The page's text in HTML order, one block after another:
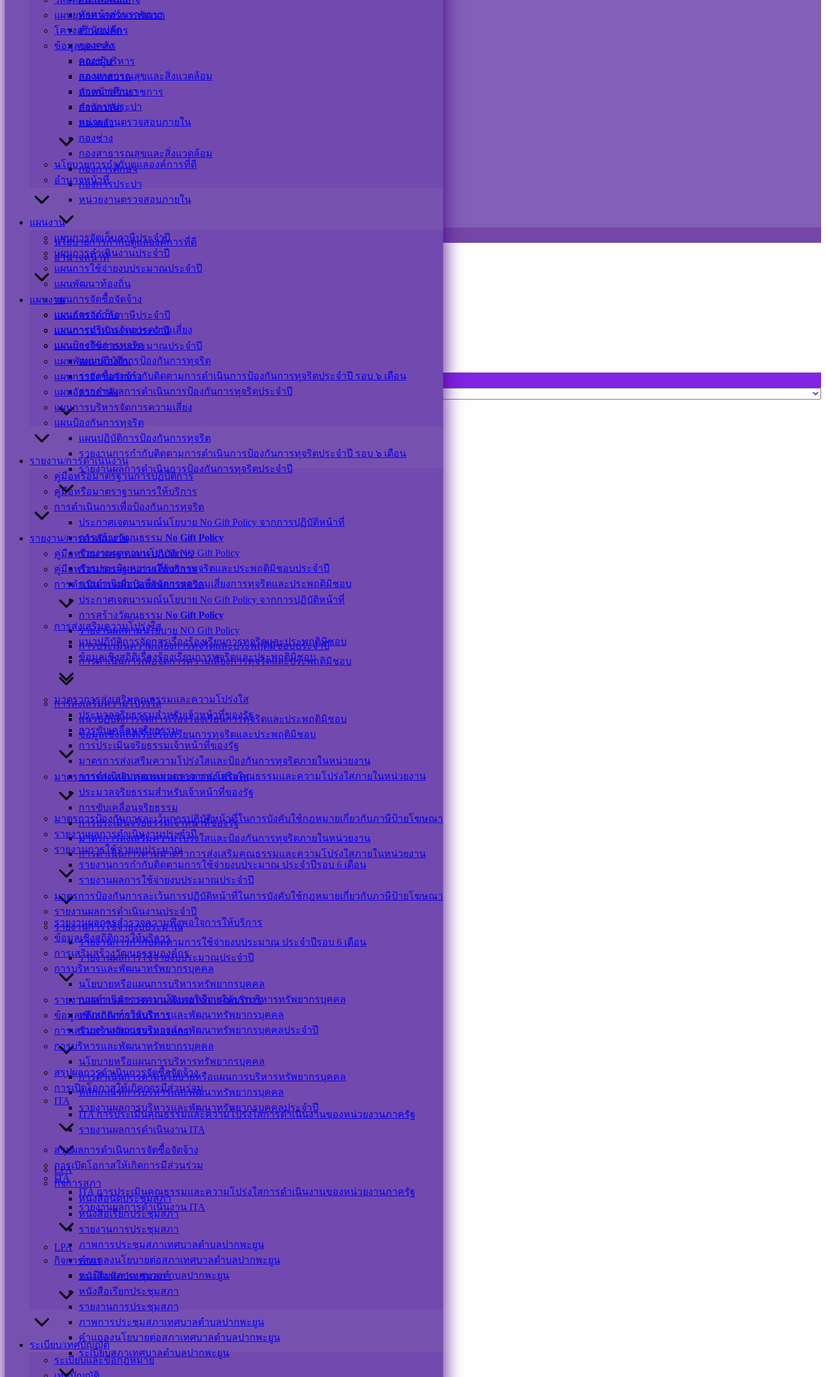
หัวหน้าส่วนราชการ
สำนักปลัด
กองคลัง
กองช่าง
กองสาธารณสุขและสิ่งแวดล้อม
กองการศึกษา
กองการประปา
หน่วยงานตรวจสอบภายใน
นโยบายการกำกับดูแลองค์การที่ดี
อำนาจหน้าที่
แผนงาน
แผนการจัดเก็บภาษีประจำปี
แผนการดำเนินงานประจำปี
แผนการใช้จ่ายงบประมาณประจำปี
แผนพัฒนาท้องถิ่น
แผนการจัดซื้อจัดจ้าง
แผนอัตรากำลัง
แผนการบริหารจัดการความเสี่ยง
แผนป้องกันการทุจริต
แผนปฏิบัติการป้องกันการทุจริต
รายงานการกำกับติดตามการดำเนินการป้องกันการทุจริตประจำปี รอบ ๖ เดือน
รายงานผลการดำเนินการป้องกันการทุจริตประจำปี
รายงาน/การดำเนินงาน
คู่มือหรือมาตรฐานการปฏิบัติการ
คู่มือหรือมาตราฐานการให้บริการ
การดำเนินการเพื่อป้องกันการทุจริต
ประกาศเจตนารมณ์นโยบาย No Gift Policy จากการปฏิบัติหน้าที่
การสร้างวัฒนธรรม No Gift Policy
รายงานผลตามนโยบาย NO Gift Policy
การประเมินความเสี่ยงการทุจริตและประพฤติมิชอบประจำปี
การดำเนินการเพื่อจัดการความเสี่ยงการทุจริตและประพฤติมิชอบ
การส่งเสริมความโปร่งใส
แนวปฏิบัติการจัดการเรื่องร้องเรียนการทุจริตและประพฤติมิชอบ
ข้อมูลเชิงสถิติเรื่องร้องเรียนการทุจริตและประพฤติมิชอบ
มาตราการส่งเสริมคุณธรรมและความโปร่งใส
ประมวลจริยธรรมสำหรับเจ้าหน้าที่ของรัฐ
การขับเคลื่อนจริยธรรม
การประเมินจริยธรรมเจ้าหน้าที่ของรัฐ
มาตรการส่งเสริมความโปร่งใสและป้องกันการทุจริตภายในหน่วยงาน
การดำเนินการตามมาตราการส่งเสริมคุณธรรมและความโปร่งใสภายในหน่วยงาน
มาตรการป้องกันการละเว้นการปฏิบัติหน้าที่ในการบังคับใช้กฎหมายเกี่ยวกับภาษีป้ายโฆษณา
รายงานผลการดำเนินงานประจำปี
รายงานการใช้จ่ายงบประมาณ
รายงานการกำกับติดตามการใช้จ่ายงบประมาณ ประจำปีรอบ 6 เดือน
รายงานผลการใช้จ่ายงบประมาณประจำปี
รายงานผลการสำรวจความพึงพอใจการให้บริการ
ข้อมูลเชิงสถิติการให้บริการ
การเสริมสร้างวัฒนธรรมองค์กร
การบริหารและพัฒนาทรัพยากรบุคคล
นโยบายหรือแผนการบริหารทรัพยากรบุคคล
การดำเนินการตามนโยบายหรือแผนการบริหารทรัพยากรบุคคล
หลักเกณฑ์การบริหารและพัฒนาทรัพยากรบุคคล
รายงานผลการบริหารและพัฒนาทรัพยากรบุคคลประจำปี
สรุปผลการดำเนินการจัดซื้อจัดจ้าง
การเปิดโอกาสให้เกิดการมีส่วนร่วม
ITA
ITA การประเมินคุณธรรมและความโปร่งใสการดำเนินงานของหน่วยงานภาครัฐ
รายงานผลการดำเนินงาน ITA
LPA
กิจการสภา
หนังสือนัดประชุมสภา
หนังสือเรียกประชุมสภา
รายงานการประชุมสภา
ภาพการประชุมสภาเทศบาลตำบลปากพะยูน
คำแถลงนโยบายต่อสภาเทศบาลตำบลปากพะยูน
ระเบียบสภาเทศบาลตำบลปากพะยูน
ระเบียบ/เทศบัญญัติ
ระเบียบและข้อกฎหมาย
แผนยุทธศาสตร์การพัฒนา
โครงสร้างองค์กร
ข้อมูลบุคลากร
คณะผู้บริหาร
สภาเทศบาล
หัวหน้าส่วนราชการ
สำนักปลัด
กองคลัง
กองช่าง
กองสาธารณสุขและสิ่งแวดล้อม
กองการศึกษา
กองการประปา
หน่วยงานตรวจสอบภายใน
นโยบายการกำกับดูแลองค์การที่ดี
อำนาจหน้าที่
แผนงาน
แผนการจัดเก็บภาษีประจำปี
แผนการดำเนินงานประจำปี
แผนการใช้จ่ายงบประมาณประจำปี
แผนพัฒนาท้องถิ่น
แผนการจัดซื้อจัดจ้าง
แผนอัตรากำลัง
แผนการบริหารจัดการความเสี่ยง
แผนป้องกันการทุจริต
แผนปฏิบัติการป้องกันการทุจริต
รายงานการกำกับติดตามการดำเนินการป้องกันการทุจริตประจำปี รอบ ๖ เดือน
รายงานผลการดำเนินการป้องกันการทุจริตประจำปี
รายงาน/การดำเนินงาน
คู่มือหรือมาตรฐานการปฏิบัติการ
คู่มือหรือมาตราฐานการให้บริการ
การดำเนินการเพื่อป้องกันการทุจริต
ประกาศเจตนารมณ์นโยบาย No Gift Policy จากการปฏิบัติหน้าที่
การสร้างวัฒนธรรม No Gift Policy
รายงานผลตามนโยบาย NO Gift Policy
การประเมินความเสี่ยงการทุจริตและประพฤติมิชอบประจำปี
การดำเนินการเพื่อจัดการความเสี่ยงการทุจริตและประพฤติมิชอบ
การส่งเสริมความโปร่งใส
แนวปฏิบัติการจัดการเรื่องร้องเรียนการทุจริตและประพฤติมิชอบ
ข้อมูลเชิงสถิติเรื่องร้องเรียนการทุจริตและประพฤติมิชอบ
มาตราการส่งเสริมคุณธรรมและความโปร่งใส
ประมวลจริยธรรมสำหรับเจ้าหน้าที่ของรัฐ
การขับเคลื่อนจริยธรรม
การประเมินจริยธรรมเจ้าหน้าที่ของรัฐ
มาตรการส่งเสริมความโปร่งใสและป้องกันการทุจริตภายในหน่วยงาน
การดำเนินการตามมาตราการส่งเสริมคุณธรรมและความโปร่งใสภายในหน่วยงาน
มาตรการป้องกันการละเว้นการปฏิบัติหน้าที่ในการบังคับใช้กฎหมายเกี่ยวกับภาษีป้ายโฆษณา
รายงานผลการดำเนินงานประจำปี
รายงานการใช้จ่ายงบประมาณ
รายงานการกำกับติดตามการใช้จ่ายงบประมาณ ประจำปีรอบ 6 เดือน
รายงานผลการใช้จ่ายงบประมาณประจำปี
รายงานผลการสำรวจความพึงพอใจการให้บริการ
ข้อมูลเชิงสถิติการให้บริการ
การเสริมสร้างวัฒนธรรมองค์กร
การบริหารและพัฒนาทรัพยากรบุคคล
นโยบายหรือแผนการบริหารทรัพยากรบุคคล
การดำเนินการตามนโยบายหรือแผนการบริหารทรัพยากรบุคคล
หลักเกณฑ์การบริหารและพัฒนาทรัพยากรบุคคล
รายงานผลการบริหารและพัฒนาทรัพยากรบุคคลประจำปี
สรุปผลการดำเนินการจัดซื้อจัดจ้าง
การเปิดโอกาสให้เกิดการมีส่วนร่วม
ITA
ITA การประเมินคุณธรรมและความโปร่งใสการดำเนินงานของหน่วยงานภาครัฐ
รายงานผลการดำเนินงาน ITA
LPA
กิจการสภา
หนังสือนัดประชุมสภา
หนังสือเรียกประชุมสภา
รายงานการประชุมสภา
ภาพการประชุมสภาเทศบาลตำบลปากพะยูน
คำแถลงนโยบายต่อสภาเทศบาลตำบลปากพะยูน
ระเบียบสภาเทศบาลตำบลปากพะยูน
Users This Year : 12071
Total Users : 39401
Who's Online : 0
Your IP Address : 216.73.216.30
WPS Visitor Counter
เครือข่ายสังคมออนไลน์
แผนผังเว็บไซต์
นโยบายเว็บไซต์
นโยบายการคุ้มครองข้อมูลส่วนบุคคล และการ
ใช้งานคุกกี้
©สงวนลิขสิทธิ์ เทศบาลตำบลปากพะยูน.
ติดต่อ-สอบถาม
Messenger
เปลี่ยนภาษา
Powered by Translate